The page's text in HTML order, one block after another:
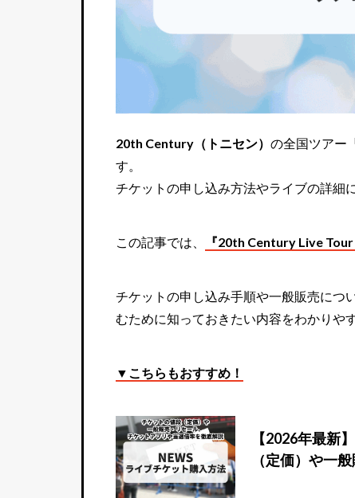
20th Century（トニセン） の全国ツアー
す。
チケットの申し込み方法やライブの詳細
この記事では、 『20th Century Live
チケットの申し込み手順や一般販売につ
むために知っておきたい内容をわかりや
▼こちらもおすすめ！
【2026年最新
（定価）や一